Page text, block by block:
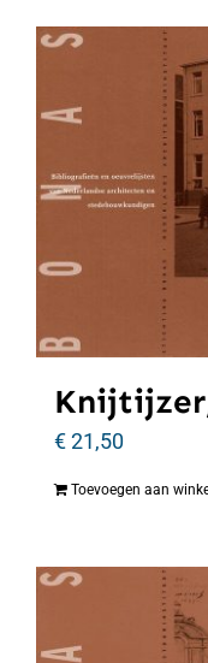
€21,50
Toevoegen aan